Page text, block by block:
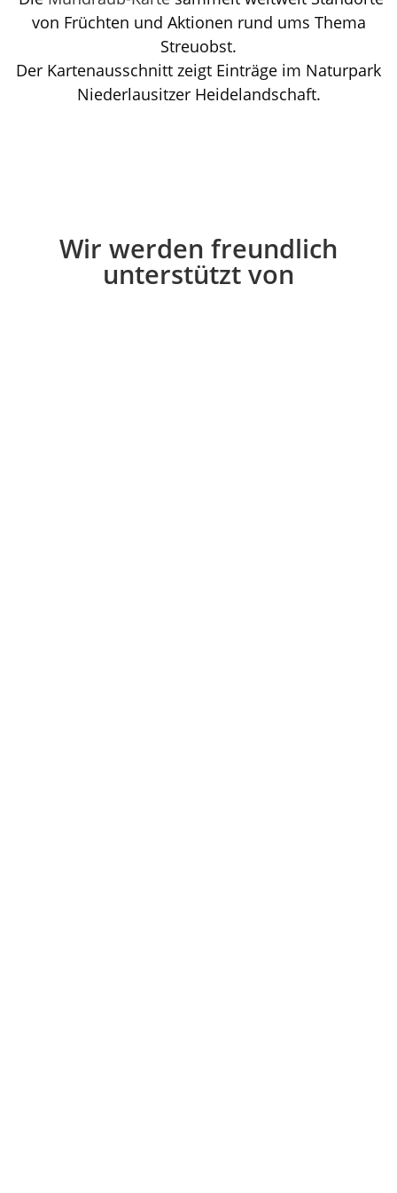
von Früchten und Aktionen rund ums Thema
Streuobst.
Der Kartenausschnitt zeigt Einträge im Naturpark
Niederlausitzer Heidelandschaft.
Wir werden freundlich
unterstützt von